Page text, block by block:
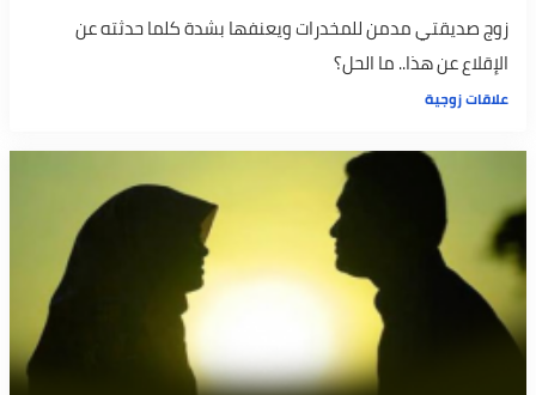
زوج صديقتي مدمن للمخدرات ويعنفها بشدة كلما حدثته عن
الإقلاع عن هذا.. ما الحل؟
علاقات زوجية